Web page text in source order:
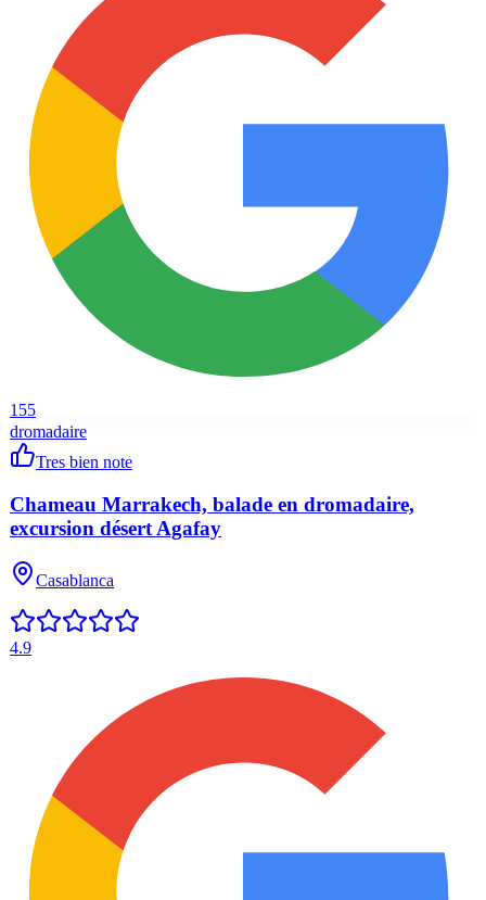
155
dromadaire
Tres bien note
Chameau Marrakech, balade en dromadaire,
excursion désert Agafay
Casablanca
4.9